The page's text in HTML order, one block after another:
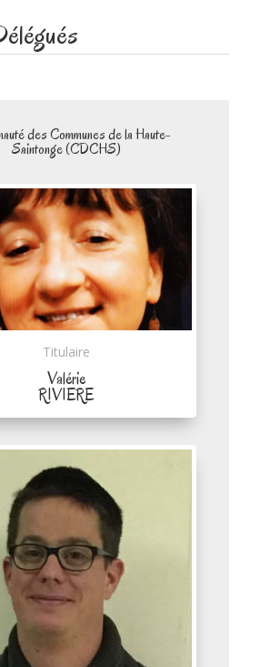
des Communes de la Haute-
Saintonge (CDCHS)
Titulaire
Valérie
RIVIERE